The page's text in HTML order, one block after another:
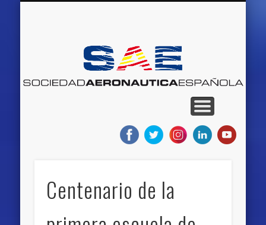
Centenario de la